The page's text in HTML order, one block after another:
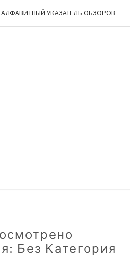
АЛФАВИТНЫЙ УКАЗАТЕЛЬ ОБЗОРОВ
Без Категория